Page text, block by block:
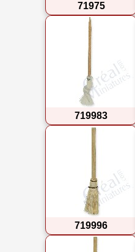
71975
719983
719996